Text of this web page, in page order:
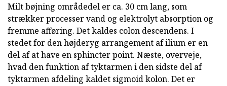
Milt bøjning områdedel er ca. 30 cm lang, som
strækker processer vand og elektrolyt absorption og
fremme afføring. Det kaldes colon descendens. I
stedet for den højderyg arrangement af ilium er en
del af at have en sphincter point. Næste, overveje,
hvad den funktion af tyktarmen i den sidste del af
tyktarmen afdeling kaldet sigmoid kolon. Det er